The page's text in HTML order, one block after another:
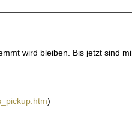
wird bleiben. Bis jetzt sind
)